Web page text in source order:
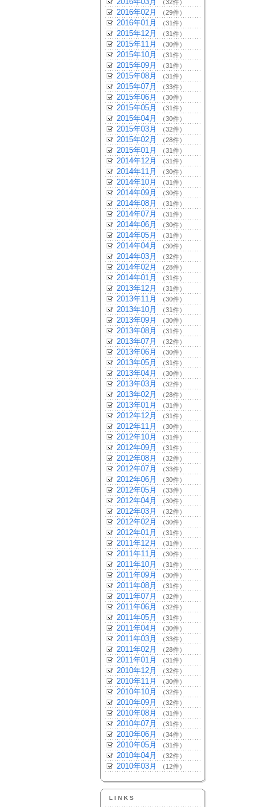
（32件）
2016年02月 （29件）
2016年01月 （31件）
2015年12月 （31件）
2015年11月 （30件）
2015年10月 （31件）
2015年09月 （31件）
2015年08月 （31件）
2015年07月 （33件）
2015年06月 （30件）
2015年05月 （31件）
2015年04月 （30件）
2015年03月 （32件）
2015年02月 （28件）
2015年01月 （31件）
2014年12月 （31件）
2014年11月 （30件）
2014年10月 （31件）
2014年09月 （30件）
2014年08月 （31件）
2014年07月 （31件）
2014年06月 （30件）
2014年05月 （31件）
2014年04月 （30件）
2014年03月 （32件）
2014年02月 （28件）
2014年01月 （31件）
2013年12月 （31件）
2013年11月 （30件）
2013年10月 （31件）
2013年09月 （30件）
2013年08月 （31件）
2013年07月 （32件）
2013年06月 （30件）
2013年05月 （31件）
2013年04月 （30件）
2013年03月 （32件）
2013年02月 （28件）
2013年01月 （31件）
2012年12月 （31件）
2012年11月 （30件）
2012年10月 （31件）
2012年09月 （31件）
2012年08月 （32件）
2012年07月 （33件）
2012年06月 （30件）
2012年05月 （33件）
2012年04月 （30件）
2012年03月 （32件）
2012年02月 （30件）
2012年01月 （31件）
2011年12月 （31件）
2011年11月 （30件）
2011年10月 （31件）
2011年09月 （30件）
2011年08月 （31件）
2011年07月 （32件）
2011年06月 （32件）
2011年05月 （31件）
2011年04月 （30件）
2011年03月 （33件）
2011年02月 （28件）
2011年01月 （31件）
2010年12月 （32件）
2010年11月 （30件）
2010年10月 （32件）
2010年09月 （32件）
2010年08月 （31件）
2010年07月 （31件）
2010年06月 （34件）
2010年05月 （31件）
2010年04月 （32件）
2010年03月 （12件）
LINKS